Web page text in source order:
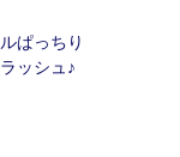
ぱっちり
ッシュ♪